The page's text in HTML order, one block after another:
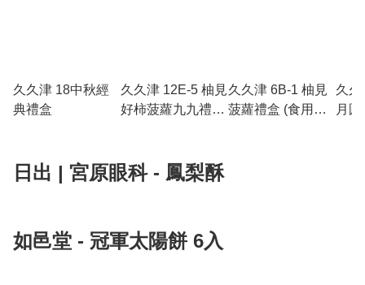
久久津 18中秋經
典禮盒
久久津 12E-5 柚見
好柿菠蘿九九禮盒
久久津 6B-1 柚見
菠蘿禮盒 (食用期
久久
月
日出 | 宮原眼科 - 鳳梨酥
如邑堂 - 冠軍太陽餅 6入